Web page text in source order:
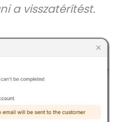
a visszatérítést.